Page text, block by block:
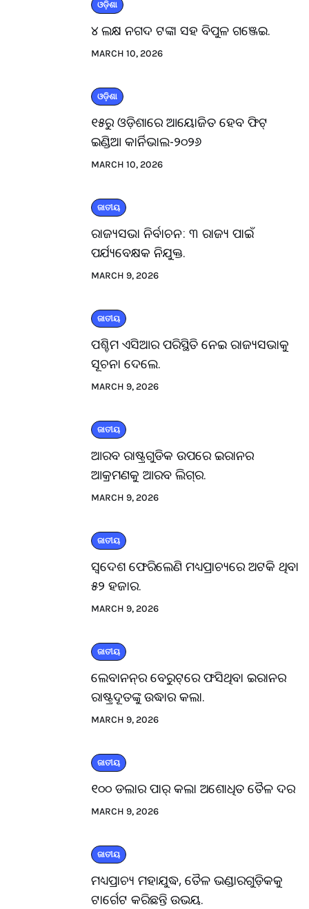
ଓଡ଼ିଶା
୪ ଲକ୍ଷ ନଗଦ ଟଙ୍କା ସହ ବିପୁଳ ଗଞ୍ଜେଇ.
MARCH 10, 2026
ଓଡ଼ିଶା
୧୫ରୁ ଓଡ଼ିଶାରେ ଆୟୋଜିତ ହେବ ଫିଟ୍
ଇଣ୍ଡିଆ କାର୍ନିଭାଲ-୨୦୨୬
MARCH 10, 2026
ଜାତୀୟ
ରାଜ୍ୟସଭା ନିର୍ବାଚନ: ୩ ରାଜ୍ୟ ପାଇଁ
ପର୍ଯ୍ୟବେକ୍ଷକ ନିଯୁକ୍ତ.
MARCH 9, 2026
ଜାତୀୟ
ପଶ୍ଚିମ ଏସିଆର ପରିସ୍ଥିତି ନେଇ ରାଜ୍ୟସଭାକୁ
ସୂଚନା ଦେଲେ.
MARCH 9, 2026
ଜାତୀୟ
ଆରବ ରାଷ୍ଟ୍ରଗୁଡିକ ଉପରେ ଇରାନର
ଆକ୍ରମଣକୁ ଆରବ ଲିଗ୍‌ର.
MARCH 9, 2026
ଜାତୀୟ
ସ୍ବଦେଶ ଫେରିଲେଣି ମଧ୍ୟପ୍ରାଚ୍ୟରେ ଅଟକି ଥିବା
୫୨ ହଜାର.
MARCH 9, 2026
ଜାତୀୟ
ଲେବାନନ୍‌ର ବେରୁଟ୍‌ରେ ଫସିଥିବା ଇରାନର
ରାଷ୍ଟ୍ରଦୂତଙ୍କୁ ଉଦ୍ଧାର କଲା.
MARCH 9, 2026
ଜାତୀୟ
୧୦୦ ଡଲାର ପାର୍ କଲା ଅଶୋଧିତ ତୈଳ ଦର
MARCH 9, 2026
ଜାତୀୟ
ମଧ୍ୟପ୍ରାଚ୍ୟ ମହାଯୁଦ୍ଧ, ତୈଳ ଭଣ୍ଡାରଗୁଡ଼ିକକୁ
ଟାର୍ଗେଟ କରିଛନ୍ତି ଉଭୟ.